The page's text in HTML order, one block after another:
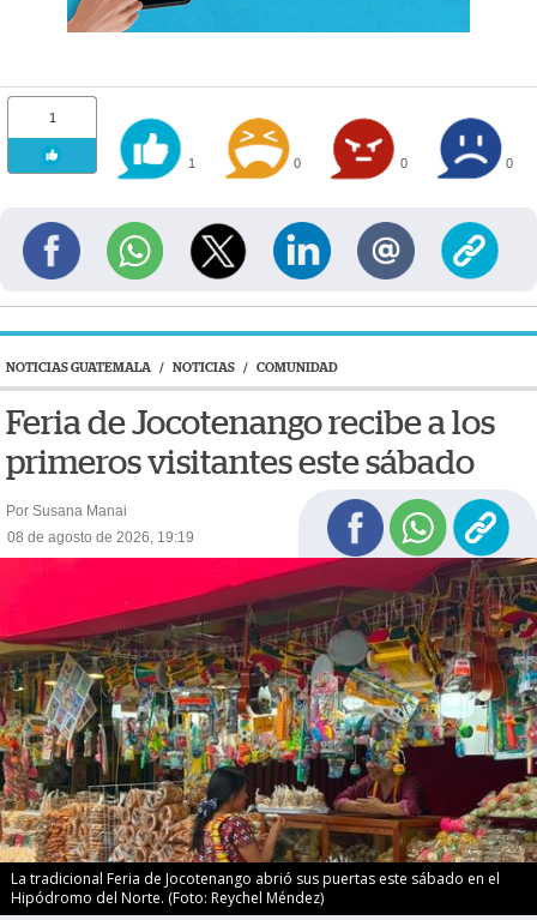
1
1 0 0 0
NOTICIAS GUATEMALA / NOTICIAS / COMUNIDAD
Feria de Jocotenango recibe a los
primeros visitantes este sábado
Por Susana Manai
08 de agosto de 2026, 19:19
La tradicional Feria de Jocotenango abrió sus puertas este sábado en el
Hipódromo del Norte. (Foto: Reychel Méndez)